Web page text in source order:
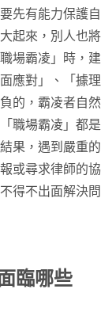
先有能力保護自
起來，別人也將
場霸凌」時，建
應對」、「據理
的，霸凌者自然
職場霸凌」都是
果，遇到嚴重的
或尋求律師的協
得不出面解決問
臨哪些